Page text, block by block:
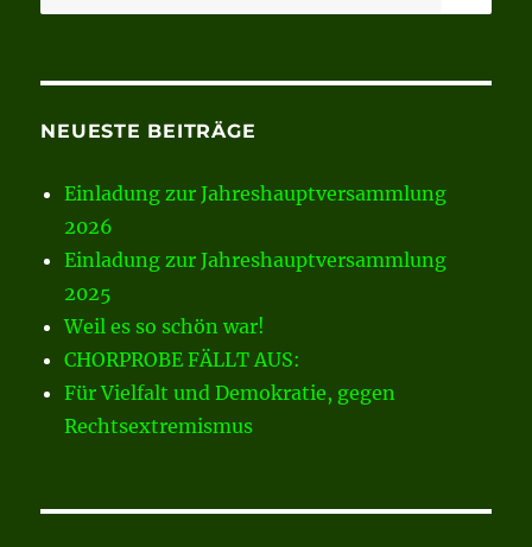
nach:
NEUESTE BEITRÄGE
Einladung zur Jahreshauptversammlung
2026
Einladung zur Jahreshauptversammlung
2025
Weil es so schön war!
CHORPROBE FÄLLT AUS:
Für Vielfalt und Demokratie, gegen
Rechtsextremismus